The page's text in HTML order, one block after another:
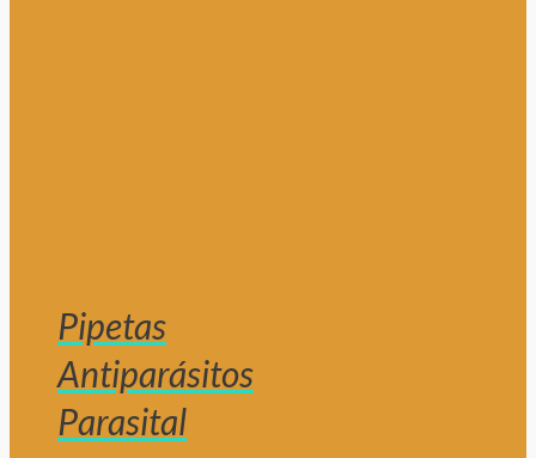
Pipetas
Antiparásitos
Parasital